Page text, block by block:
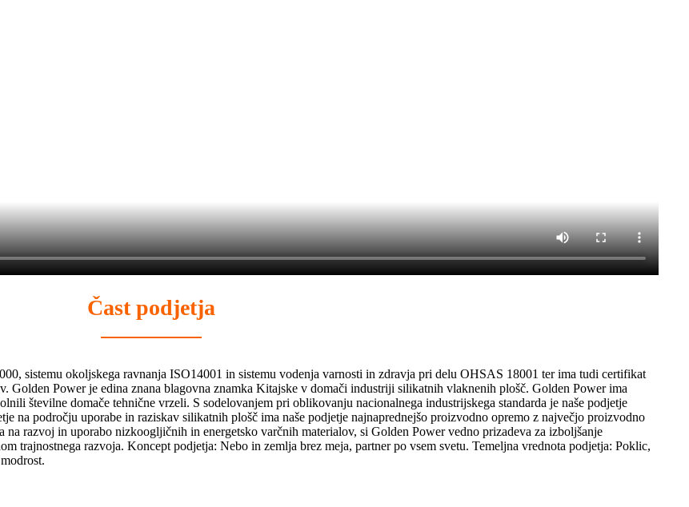
Čast podjetja
sistemu okoljskega ravnanja ISO14001 in sistemu vodenja varnosti in zdravja pri delu OHSAS 18001 ter ima tudi certifikat
Golden Power je edina znana blagovna znamka Kitajske v domači industriji silikatnih vlaknenih plošč. Golden Power ima
številne domače tehnične vrzeli. S sodelovanjem pri oblikovanju nacionalnega industrijskega standarda je naše podjetje
na področju uporabe in raziskav silikatnih plošč ima naše podjetje najnaprednejšo proizvodno opremo z največjo proizvodno
na razvoj in uporabo nizkoogljičnih in energetsko varčnih materialov, si Golden Power vedno prizadeva za izboljšanje
trajnostnega razvoja. Koncept podjetja: Nebo in zemlja brez meja, partner po vsem svetu. Temeljna vrednota podjetja: Poklic,